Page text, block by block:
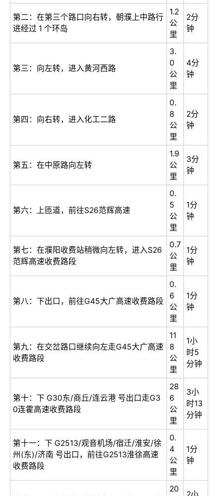
第二：在第三个路口向右转，朝濮上中路行
进经过 1 个环岛
1.2
公
里
2分
钟
第三：向左转，进入黄河西路
3.
0
公
里
4分
钟
第四：向右转，进入化工二路
0.
8
公
里
2分
钟
第五：在中原路向左转
1.9
公
里
3分
钟
第六：上匝道，前往S26范辉高速
0.
5
公
里
1分
钟
第七：在濮阳收费站稍微向左转，进入S26
范辉高速收费路段
0.7
公
里
1分
钟
第八：下出口，前往G45大广高速收费路段
0.
6
公
里
1分
钟
第九：在交岔路口继续向左走G45大广高速
收费路段
11
8
公
里
1小
时5
分钟
第十：下 G30东/商丘/连云港 号出口走G3
0连霍高速收费路段
28
6
公
里
3小
时13
分钟
第十一：下 G2513/观音机场/宿迁/淮安/徐
州(东)/济南 号出口，前往G2513淮徐高速
收费路段
0.
4
公
里
1分
钟
20
2小